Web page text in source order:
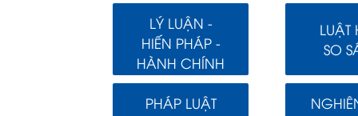
LÝ LUẬN -
HIẾN PHÁP -
HÀNH CHÍNH
LUẬT
SO
PHÁP LUẬT